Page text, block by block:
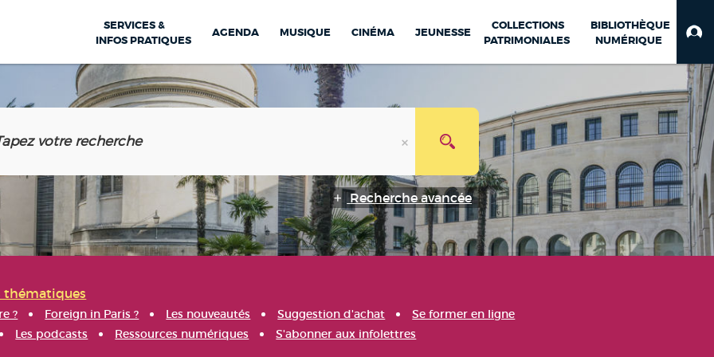
SERVICES &
INFOS PRATIQUES
AGENDA MUSIQUE CINÉMA JEUNESSE
COLLECTIONS
PATRIMONIALES
BIBLIOTHÈQUE
NUMÉRIQUE
Recherche avancée
thématiques
? Foreign in Paris ? Les nouveautés Suggestion d'achat
Se former en ligne
Les podcasts Ressources numériques S'abonner aux infolettres